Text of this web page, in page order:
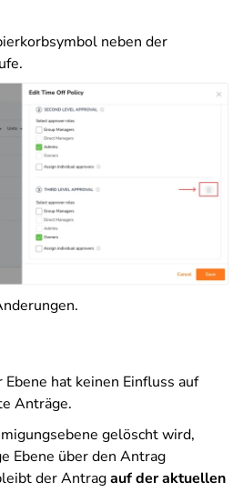
neben der
Ebene hat keinen Einfluss auf
Anträge.
gelöscht wird,
Ebene über den Antrag
der Antragauf der aktuellen